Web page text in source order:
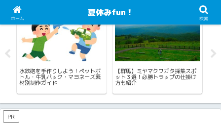
水鉄砲を手作りしよう！ペットボ
トル・牛乳パック・マヨネーズ素
材別制作ガイド
【群馬】ミヤマクワガタ採集スポ
ット３選！必勝トラップの仕掛け
方も紹介
PR
ホーム
夏休みfun！
検索